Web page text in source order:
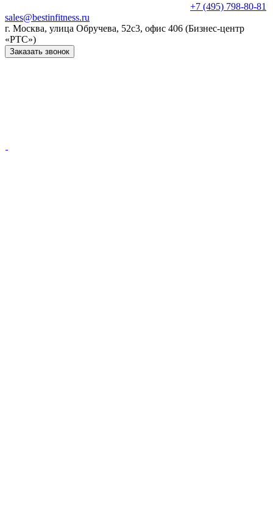
+7 (495) 798-80-81
sales@bestinfitness.ru
г. Москва, улица Обручева, 52с3, офис 406 (Бизнес-центр
«РТС»)
Заказать звонок